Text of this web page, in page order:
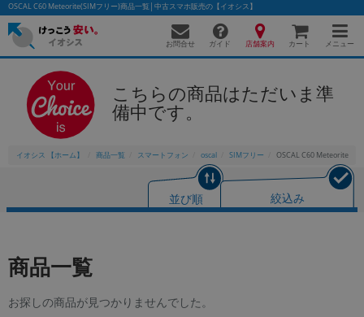
OSCAL C60 Meteorite(SIMフリー)商品一覧│中古スマホ販売の【イオシス】
お問合せ ガイド 店舗案内 カート メニュー
こちらの商品はただいま準
備中です。
イオシス 【ホーム】 商品一覧 スマートフォン oscal SIMフリー OSCAL C60 Meteorite
並び順 絞込み
商品一覧
お探しの商品が見つかりませんでした。
かんたんパソコン検索に切り替える
カテゴリー
「スマートフォン」「タブレット」など